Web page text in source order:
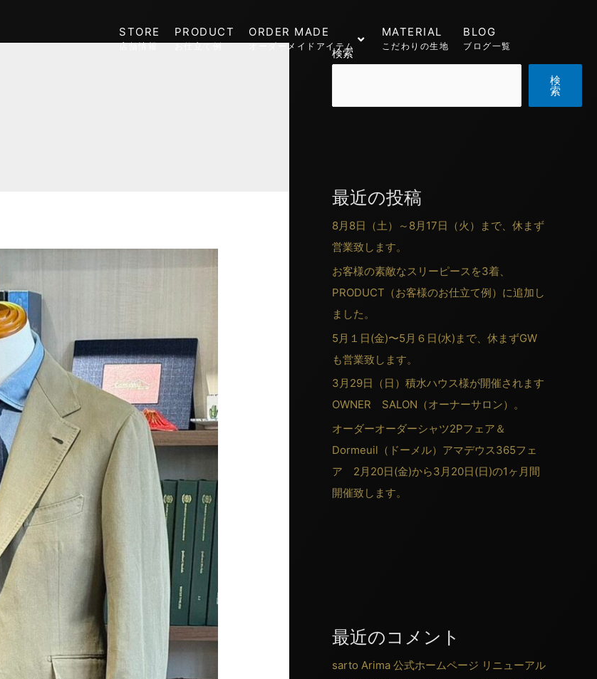
STORE
店舗情報
PRODUCT
お仕立て例
ORDER MADE
オーダーメイドアイテム
MATERIAL
こだわりの生地
BLOG
ブログ一覧
検索
検
索
最近の投稿
8月8日（土）～8月17日（火）まで、休まず
営業致します。
お客様の素敵なスリーピースを3着、
PRODUCT（お客様のお仕立て例）に追加し
ました。
5月１日(金)〜5月６日(水)まで、休まずGW
も営業致します。
3月29日（日）積水ハウス様が開催されます
OWNER SALON（オーナーサロン）。
オーダーオーダーシャツ2Pフェア＆
Dormeuil（ドーメル）アマデウス365フェ
ア 2月20日(金)から3月20日(日)の1ヶ月間
開催致します。
最近のコメント
sarto Arima 公式ホームページ リニューアル